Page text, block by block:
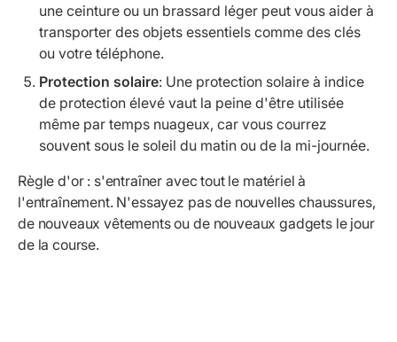
une ceinture ou un brassard léger peut vous aider à
transporter des objets essentiels comme des clés
ou votre téléphone.
Protection solaire: Une protection solaire à indice
de protection élevé vaut la peine d'être utilisée
même par temps nuageux, car vous courrez
souvent sous le soleil du matin ou de la mi-journée.
Règle d'or : s'entraîner avec tout le matériel à
l'entraînement. N'essayez pas de nouvelles chaussures,
de nouveaux vêtements ou de nouveaux gadgets le jour
de la course.